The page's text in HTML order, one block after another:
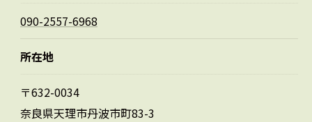
090-2557-6968
所在地
〒632-0034
奈良県天理市丹波市町83-3